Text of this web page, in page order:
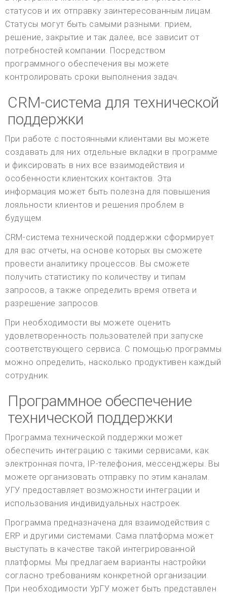
статусов и их отправку заинтересованным лицам.
Статусы могут быть самыми разными: прием,
решение, закрытие и так далее, все зависит от
потребностей компании. Посредством
программного обеспечения вы можете
контролировать сроки выполнения задач.
CRM-система для технической
поддержки
При работе с постоянными клиентами вы можете
создавать для них отдельные вкладки в программе
и фиксировать в них все взаимодействия и
особенности клиентских контактов. Эта
информация может быть полезна для повышения
лояльности клиентов и решения проблем в
будущем.
CRM-система технической поддержки сформирует
для вас отчеты, на основе которых вы сможете
провести аналитику процессов. Вы сможете
получить статистику по количеству и типам
запросов, а также определить время ответа и
разрешение запросов.
При необходимости вы можете оценить
удовлетворенность пользователей при запуске
соответствующего сервиса. С помощью программы
можно определить, насколько продуктивен каждый
сотрудник.
Программное обеспечение
технической поддержки
Программа технической поддержки может
обеспечить интеграцию с такими сервисами, как
электронная почта, IP-телефония, мессенджеры. Вы
можете организовать отправку по этим каналам.
УГУ предоставляет возможности интеграции и
использования индивидуальных настроек.
Программа предназначена для взаимодействия с
ERP и другими системами. Сама платформа может
выступать в качестве такой интегрированной
платформы. Мы предлагаем варианты настройки
согласно требованиям конкретной организации.
При необходимости УрГУ может быть представлен